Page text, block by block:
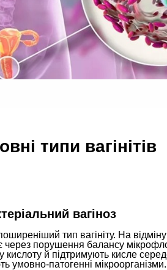
типи вагінітів
вагіноз
тип вагініту. На
через порушення балансу
кислоту й підтримують кисле
умовно-патогенні мікроорганізми.